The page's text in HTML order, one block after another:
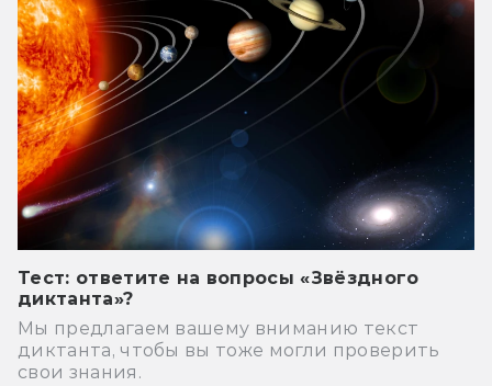
Тест: ответите на вопросы «Звёздного
диктанта»?
Мы предлагаем вашему вниманию текст
диктанта, чтобы вы тоже могли проверить
свои знания.